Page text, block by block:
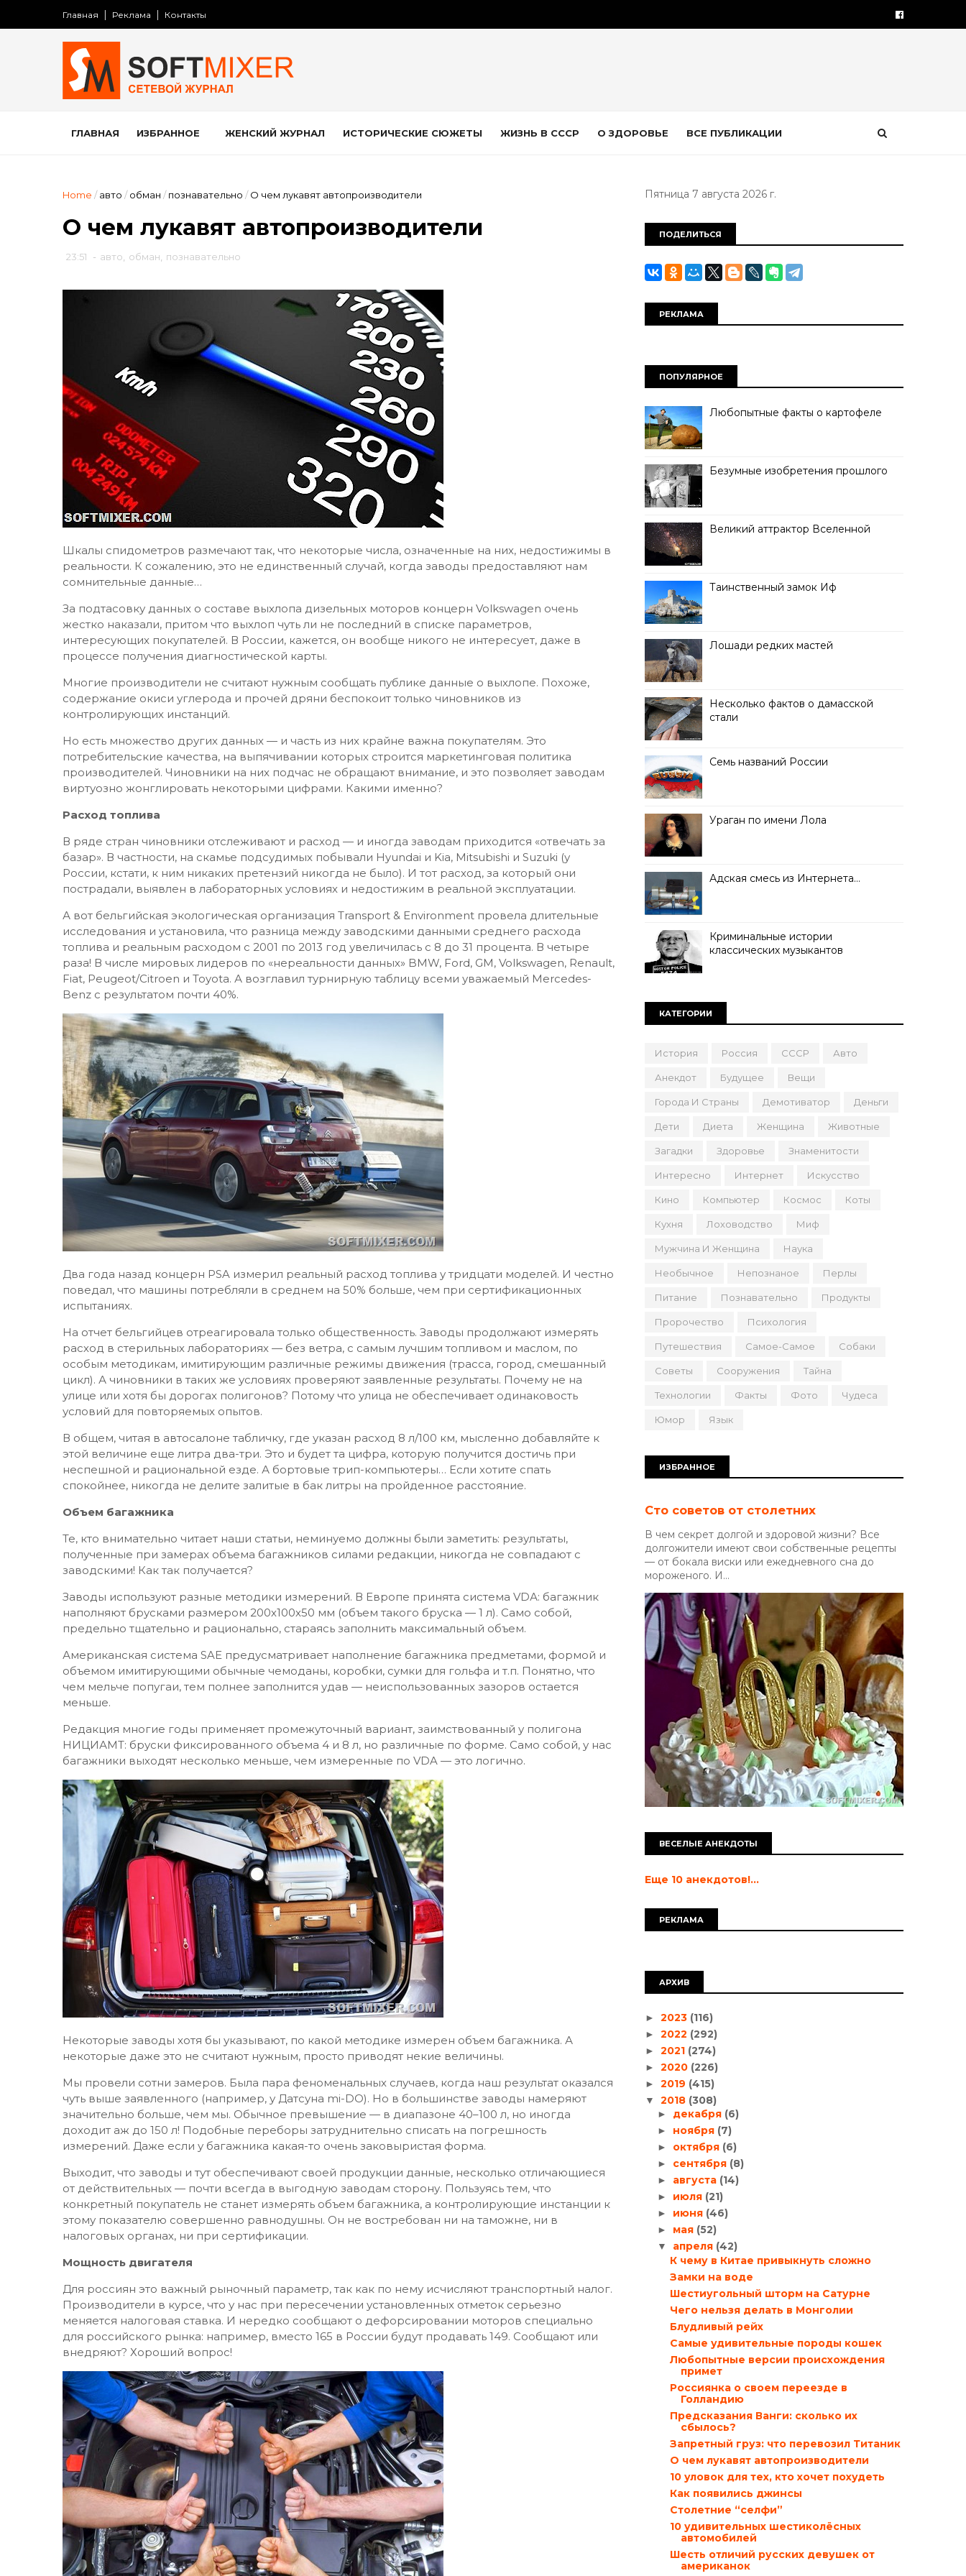
Главная Реклама Контакты
ГЛАВНАЯ ИЗБРАННОЕ ЖЕНСКИЙ ЖУРНАЛ ИСТОРИЧЕСКИЕ СЮЖЕТЫ ЖИЗНЬ В СССР О ЗДОРОВЬЕ ВСЕ ПУБЛИКАЦИИ
Home / авто / обман / познавательно / О чем лукавят автопроизводители
О чем лукавят автопроизводители
23:51 - авто обман познавательно
Шкалы спидометров размечают так, что некоторые числа, означенные на них, недостижимы в
реальности. К сожалению, это не единственный случай, когда заводы предоставляют нам
сомнительные данные…
За подтасовку данных о составе выхлопа дизельных моторов концерн Volkswagen очень
жестко наказали, притом что выхлоп чуть ли не последний в списке параметров,
интересующих покупателей. В России, кажется, он вообще никого не интересует, даже в
процессе получения диагностической карты.
Многие производители не считают нужным сообщать публике данные о выхлопе. Похоже,
содержание окиси углерода и прочей дряни беспокоит только чиновников из
контролирующих инстанций.
Но есть множество других данных — и часть из них крайне важна покупателям. Это
потребительские качества, на выпячивании которых строится маркетинговая политика
производителей. Чиновники на них подчас не обращают внимание, и это позволяет заводам
виртуозно жонглировать некоторыми цифрами. Какими именно?
Расход топлива
В ряде стран чиновники отслеживают и расход — и иногда заводам приходится «отвечать за
базар». В частности, на скамье подсудимых побывали Hyundai и Kia, Mitsubishi и Suzuki (у
России, кстати, к ним никаких претензий никогда не было). И тот расход, за который они
пострадали, выявлен в лабораторных условиях и недостижим в реальной эксплуатации.
А вот бельгийская экологическая организация Transport & Environment провела длительные
исследования и установила, что разница между заводскими данными среднего расхода
топлива и реальным расходом с 2001 по 2013 год увеличилась с 8 до 31 процента. В четыре
раза! В числе мировых лидеров по «нереальности данных» BMW, Ford, GM, Volkswagen, Renault,
Fiat, Peugeot/Citroen и Toyota. А возглавил турнирную таблицу всеми уважаемый Mercedes-
Benz с результатом почти 40%.
Два года назад концерн PSA измерил реальный расход топлива у тридцати моделей. И честно
поведал, что машины потребляли в среднем на 50% больше, чем при сертификационных
испытаниях.
На отчет бельгийцев отреагировала только общественность. Заводы продолжают измерять
расход в стерильных лабораториях — без ветра, с самым лучшим топливом и маслом, по
особым методикам, имитирующим различные режимы движения (трасса, город, смешанный
цикл). А чиновники в таких же условиях проверяют заявленные результаты. Почему не на
улице или хотя бы дорогах полигонов? Потому что улица не обеспечивает одинаковость
условий для повторяемых опытов.
В общем, читая в автосалоне табличку, где указан расход 8 л/100 км, мысленно добавляйте к
этой величине еще литра два-три. Это и будет та цифра, которую получится достичь при
неспешной и рациональной езде. А бортовые трип-компьютеры… Если хотите спать
спокойнее, никогда не делите залитые в бак литры на пройденное расстояние.
Объем багажника
Те, кто внимательно читает наши статьи, неминуемо должны были заметить: результаты,
полученные при замерах объема багажников силами редакции, никогда не совпадают с
заводскими! Как так получается?
Заводы используют разные методики измерений. В Европе принята система VDА: багажник
наполняют брусками размером 200х100х50 мм (объем такого бруска — 1 л). Само собой,
предельно тщательно и рационально, стараясь заполнить максимальный объем.
Американская система SAE предусматривает наполнение багажника предметами, формой и
объемом имитирующими обычные чемоданы, коробки, сумки для гольфа и т.п. Понятно, что
чем мельче попугаи, тем полнее заполнится удав — неиспользованных зазоров остается
меньше.
Редакция многие годы применяет промежуточный вариант, заимствованный у полигона
НИЦИАМТ: бруски фиксированного объема 4 и 8 л, но различные по форме. Само собой, у нас
багажники выходят несколько меньше, чем измеренные по VDA — это логично.
Некоторые заводы хотя бы указывают, по какой методике измерен объем багажника. А
некоторые даже это не считают нужным, просто приводят некие величины.
Мы провели сотни замеров. Была пара феноменальных случаев, когда наш результат оказался
чуть выше заявленного (например, у Датсуна mi-DO). Но в большинстве заводы намеряют
значительно больше, чем мы. Обычное превышение — в диапазоне 40–100 л, но иногда
доходит аж до 150 л! Подобные переборы затруднительно списать на погрешность
измерений. Даже если у багажника какая-то очень заковыристая форма.
Выходит, что заводы и тут обеспечивают своей продукции данные, несколько отличающиеся
от действительных — почти всегда в выгодную заводам сторону. Пользуясь тем, что
конкретный покупатель не станет измерять объем багажника, а контролирующие инстанции к
этому показателю совершенно равнодушны. Он не востребован ни на таможне, ни в
налоговых органах, ни при сертификации.
Мощность двигателя
Для россиян это важный рыночный параметр, так как по нему исчисляют транспортный налог.
Производители в курсе, что у нас при пересечении установленных отметок серьезно
меняется налоговая ставка. И нередко сообщают о дефорсировании моторов специально
для российского рынка: например, вместо 165 в России будут продавать 149. Сообщают или
внедряют? Хороший вопрос!
Пятница 7 августа 2026 г.
ПОДЕЛИТЬСЯ
РЕКЛАМА
ПОПУЛЯРНОЕ
Любопытные факты о картофеле
Безумные изобретения прошлого
Великий аттрактор Вселенной
Таинственный замок Иф
Лошади редких мастей
Несколько фактов о дамасской
стали
Семь названий России
Ураган по имени Лола
Адская смесь из Интернета…
Криминальные истории
классических музыкантов
КАТЕГОРИИ
История Россия СССР Авто
Анекдот Будущее Вещи
Города И Страны Демотиватор Деньги
Дети Диета Женщина Животные
Загадки Здоровье Знаменитости
Интересно Интернет Искусство
Кино Компьютер Космос Коты
Кухня Лоховодство Миф
Мужчина И Женщина Наука
Необычное Непознаное Перлы
Питание Познавательно Продукты
Пророчество Психология
Путешествия Самое-Самое Собаки
Советы Сооружения Тайна
Технологии Факты Фото Чудеса
Юмор Язык
ИЗБРАННОЕ
Сто советов от столетних
В чем секрет долгой и здоровой жизни? Все
долгожители имеют свои собственные рецепты
— от бокала виски или ежедневного сна до
мороженого. И...
ВЕСЕЛЫЕ АНЕКДОТЫ
Еще 10 анекдотов!...
РЕКЛАМА
АРХИВ
► 2023 (116)
► 2022 (292)
► 2021 (274)
► 2020 (226)
► 2019 (415)
▼ 2018 (308)
► декабря (6)
► ноября (7)
► октября (6)
► сентября (8)
► августа (14)
► июля (21)
► июня (46)
► мая (52)
▼ апреля (42)
К чему в Китае привыкнуть сложно
Замки на воде
Шестиугольный шторм на Сатурне
Чего нельзя делать в Монголии
Блудливый рейх
Самые удивительные породы кошек
Любопытные версии происхождения
примет
Россиянка о своем переезде в
Голландию
Предсказания Ванги: сколько их
сбылось?
Запретный груз: что перевозил Титаник
О чем лукавят автопроизводители
10 уловок для тех, кто хочет похудеть
Как появились джинсы
Столетние “селфи”
10 удивительных шестиколёсных
автомобилей
Шесть отличий русских девушек от
американок